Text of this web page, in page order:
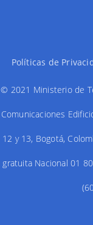
Políticas de
© 2021 Ministerio de
Comunicaciones
12 y 13, Bogotá,
gratuita Nacional 01